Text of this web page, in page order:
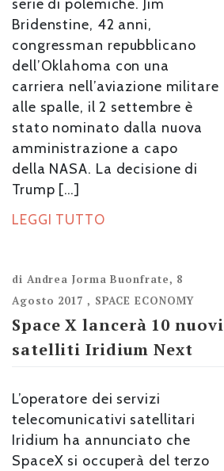
serie di polemiche. Jim
Bridenstine, 42 anni,
congressman repubblicano
dell’Oklahoma con una
carriera nell’aviazione militare
alle spalle, il 2 settembre è
stato nominato dalla nuova
amministrazione a capo
della NASA. La decisione di
Trump […]
LEGGI TUTTO
di Andrea Jorma Buonfrate, 8
Agosto 2017 , SPACE ECONOMY
Space X lancerà 10 nuovi
satelliti Iridium Next
L’operatore dei servizi
telecomunicativi satellitari
Iridium ha annunciato che
SpaceX si occuperà del terzo